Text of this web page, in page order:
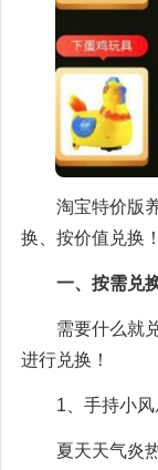
淘宝特价版
换、按价值兑换！
一、按需兑
需要什么就
进行兑换！
1、手持小风
夏天天气炎